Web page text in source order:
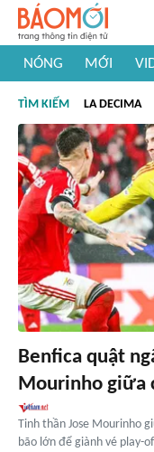
NÓNG MỚI
#Khám phá thế giới
TÌM KIẾM LA DECIMA
Benfica quật
Mourinho giữa
Tinh thần Jose Mourinho
bão lớn để giành vé play-